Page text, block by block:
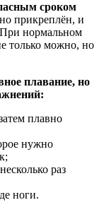
сроком
прикреплён, и
нормальном
только можно, но
плавание, но
плавно
нужно
раз
ноги.